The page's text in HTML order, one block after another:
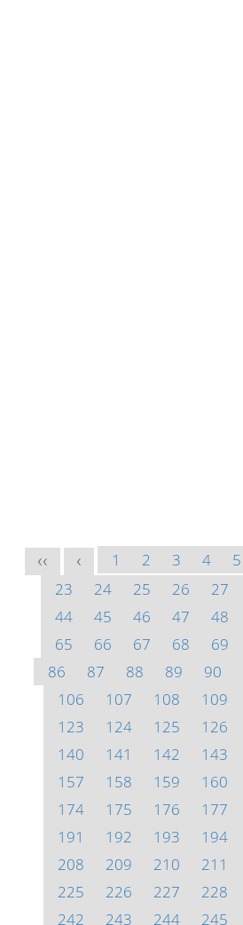
<< < 1 2 3 4 5
23
24 25 26 27
44
45 46 47 48
65
66 67 68 69
86
87 88 89 90
106
107 108 109
123
124 125 126
140
141 142 143
157
158 159 160
174
175 176 177
191
192 193 194
208
209 210 211
225
226 227 228
242
243 244 245